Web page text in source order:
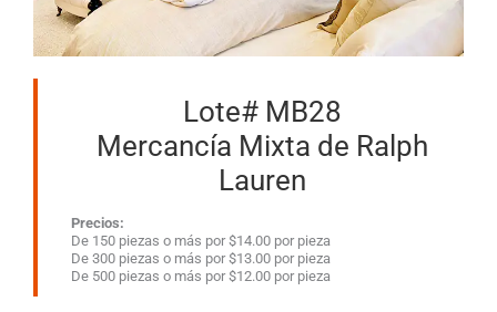
Lote# MB28
Mercancía Mixta de Ralph
Lauren
Precios:
De 150 piezas o más por $14.00 por pieza
De 300 piezas o más por $13.00 por pieza
De 500 piezas o más por $12.00 por pieza